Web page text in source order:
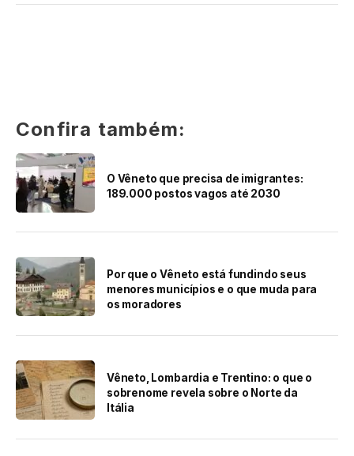
Confira também:
O Vêneto que precisa de imigrantes:
189.000 postos vagos até 2030
Por que o Vêneto está fundindo seus
menores municípios e o que muda para
os moradores
Vêneto, Lombardia e Trentino: o que o
sobrenome revela sobre o Norte da
Itália